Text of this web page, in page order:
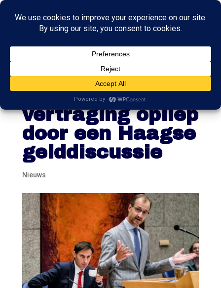
Hoe de hulp voor
Groningen
vertraging opliep
door een Haagse
gelddiscussie
Nieuws